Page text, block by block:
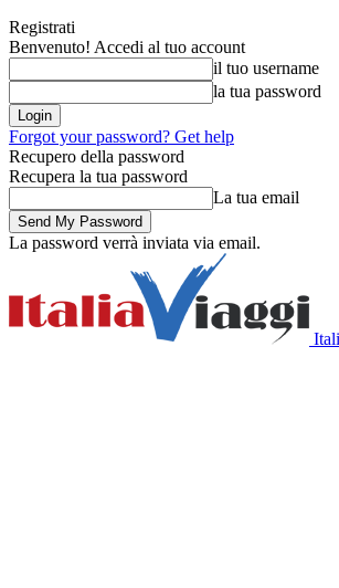
Registrati
Benvenuto! Accedi al tuo account
il tuo username
la tua password
Forgot your password? Get help
Recupero della password
Recupera la tua password
La tua email
La password verrà inviata via email.